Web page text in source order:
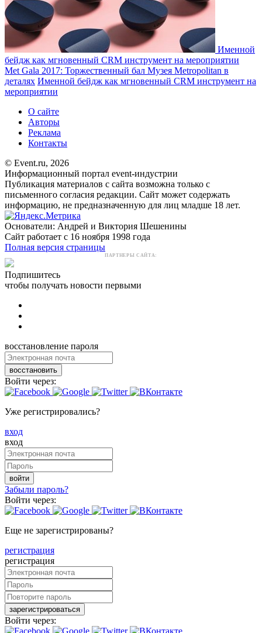
Именной
бейдж как мгновенный СRM инструмент на мероприятии
Met Gala 2017: Торжественный бал Музея Metropolitan в
деталях Именной бейдж как мгновенный СRM инструмент на
мероприятии
О сайте
Авторы
Реклама
Контакты
© Event.ru, 2026
Информационный портал event-индустрии
Публикация материалов с сайта возможна только с
письменного согласия редакции. Сайт может содержать
информацию, не предназначенную для лиц младше 18 лет.
Основатели: Андрей и Виктория Шешенины
Сайт работает с 16 ноября 1998 года
Полная версия страницы
ПАРТНЕРЫ САЙТА:
Подпишитесь
чтобы получать новости первыми
восстановление пароля
восстановить
Войти через:
Уже регистрировались?
вход
вход
войти
Забыли пароль?
Войти через:
Еще не зарегистрированы?
регистрация
регистрация
зарегистрироваться
Войти через: